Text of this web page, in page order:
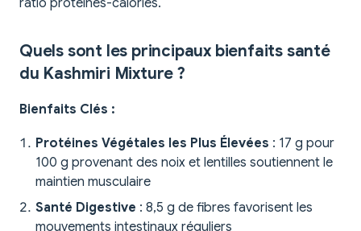
ratio protéines-calories.
Quels sont les principaux bienfaits santé
du Kashmiri Mixture ?
Bienfaits Clés :
Protéines Végétales les Plus Élevées : 17 g pour
100 g provenant des noix et lentilles soutiennent le
maintien musculaire
Santé Digestive : 8,5 g de fibres favorisent les
mouvements intestinaux réguliers